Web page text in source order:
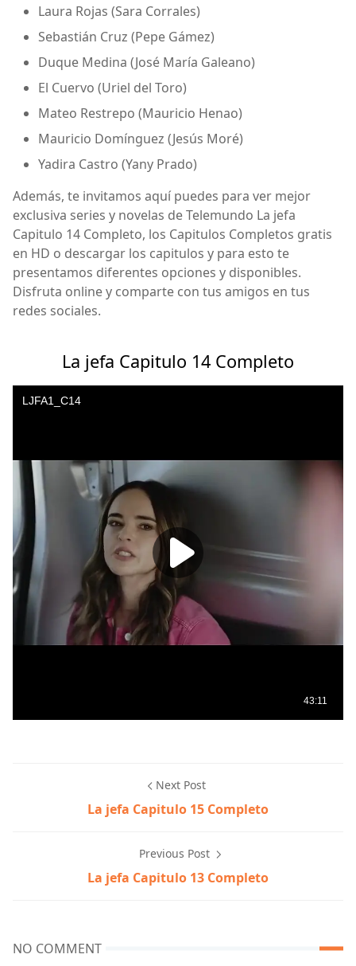
Laura Rojas (Sara Corrales)
Sebastián Cruz (Pepe Gámez)
Duque Medina (José María Galeano)
El Cuervo (Uriel del Toro)
Mateo Restrepo (Mauricio Henao)
Mauricio Domínguez (Jesús Moré)
Yadira Castro (Yany Prado)
Además, te invitamos aquí puedes para ver mejor
exclusiva series y novelas de Telemundo La jefa
Capitulo 14 Completo, los Capitulos Completos gratis
en HD o descargar los capitulos y para esto te
presentamos diferentes opciones y disponibles.
Disfruta online y comparte con tus amigos en tus
redes sociales.
La jefa Capitulo 14 Completo
Next Post
La jefa Capitulo 15 Completo
Previous Post
La jefa Capitulo 13 Completo
NO COMMENT